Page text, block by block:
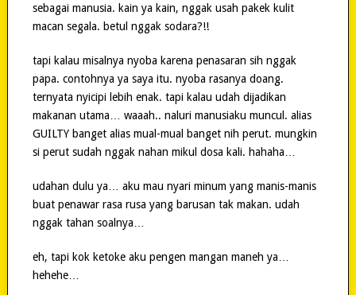
sebagai manusia. kain ya kain, nggak usah pakek kulit
macan segala. betul nggak sodara?!!
tapi kalau misalnya nyoba karena penasaran sih nggak
papa. contohnya ya saya itu. nyoba rasanya doang.
ternyata nyicipi lebih enak. tapi kalau udah dijadikan
makanan utama… waaah.. naluri manusiaku muncul. alias
GUILTY banget alias mual-mual banget nih perut. mungkin
si perut sudah nggak nahan mikul dosa kali. hahaha…
udahan dulu ya… aku mau nyari minum yang manis-manis
buat penawar rasa rusa yang barusan tak makan. udah
nggak tahan soalnya…
eh, tapi kok ketoke aku pengen mangan maneh ya…
hehehe…